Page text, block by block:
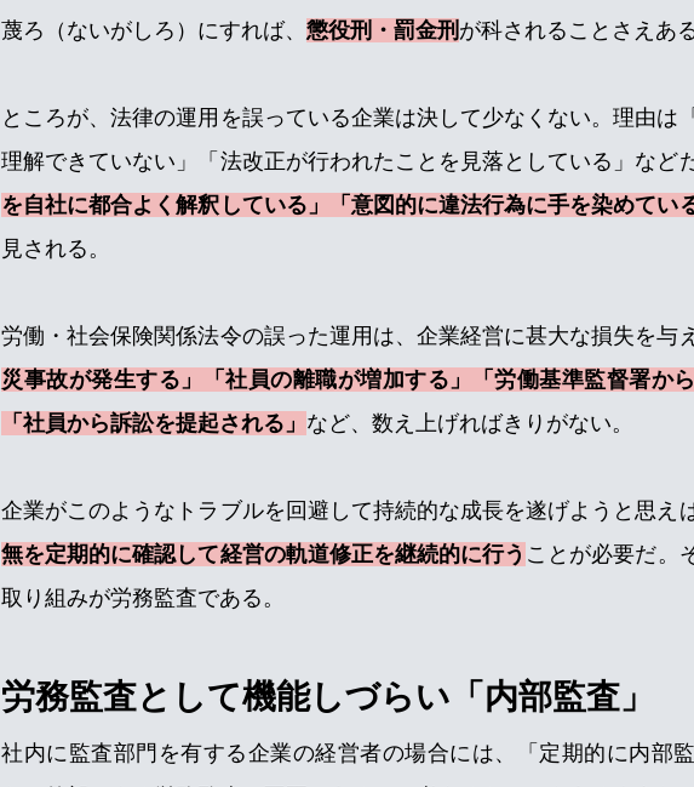
蔑ろ（ないがしろ）にすれば、 懲役刑・罰金刑 が科されることさえある
ところが、法律の運用を誤っている企業は決して少なくない。理由は
理解できていない」「法改正が行われたことを見落としている」など
を自社に都合よく解釈している」「意図的に違法行為に手を染めている
見される。
労働・社会保険関係法令の誤った運用は、企業経営に甚大な損失を与
災事故が発生する」「社員の離職が増加する」「労働基準監督署か
「社員から訴訟を提起される」 など、数え上げればきりがない。
企業がこのようなトラブルを回避して持続的な成長を遂げようと思えば
無を定期的に確認して経営の軌道修正を継続的に行う ことが必要だ。
取り組みが労務監査である。
労務監査として機能しづらい「内部監査」
社内に監査部門を有する企業の経営者の場合には、「定期的に内部